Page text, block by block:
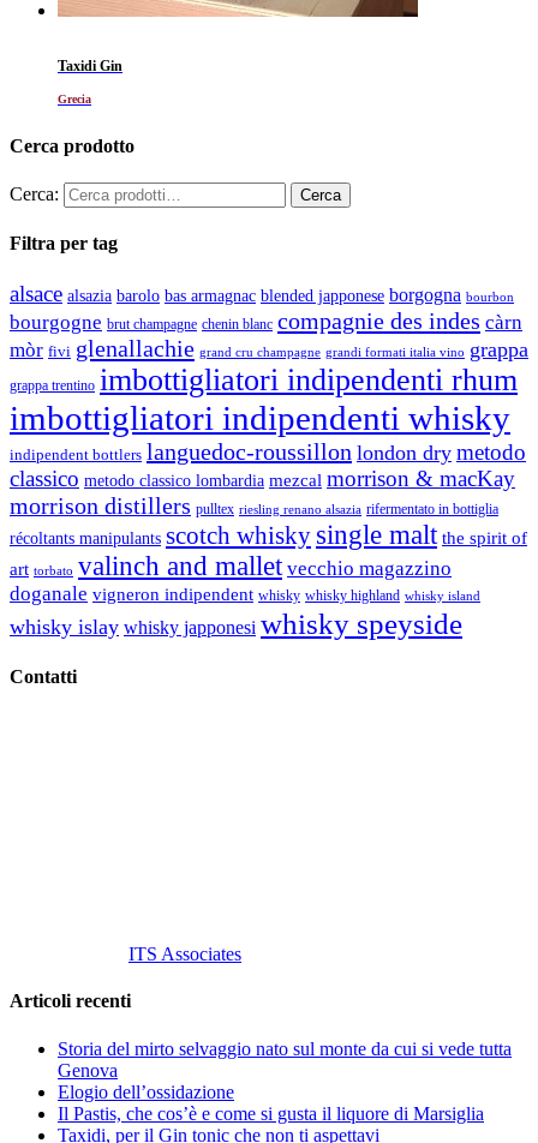
Taxidi Gin
Grecia
Cerca prodotto
Cerca:
Filtra per tag
alsace alsazia barolo bas armagnac blended japponese borgogna bourbon
bourgogne brut champagne chenin blanc compagnie des indes càrn
mòr fivi glenallachie grand cru champagne grandi formati italia vino grappa
grappa trentino imbottigliatori indipendenti rhum
imbottigliatori indipendenti whisky
indipendent bottlers languedoc-roussillon london dry metodo
classico metodo classico lombardia mezcal morrison & macKay
morrison distillers pulltex riesling renano alsazia rifermentato in bottiglia
récoltants manipulants scotch whisky single malt the spirit of
art torbato valinch and mallet vecchio magazzino
doganale vigneron indipendent whisky whisky highland whisky island
whisky islay whisky japponesi whisky speyside
Contatti
ITS Associates
Articoli recenti
Storia del mirto selvaggio nato sul monte da cui si vede tutta
Genova
Elogio dell’ossidazione
Il Pastis, che cos’è e come si gusta il liquore di Marsiglia
Taxidi, per il Gin tonic che non ti aspettavi